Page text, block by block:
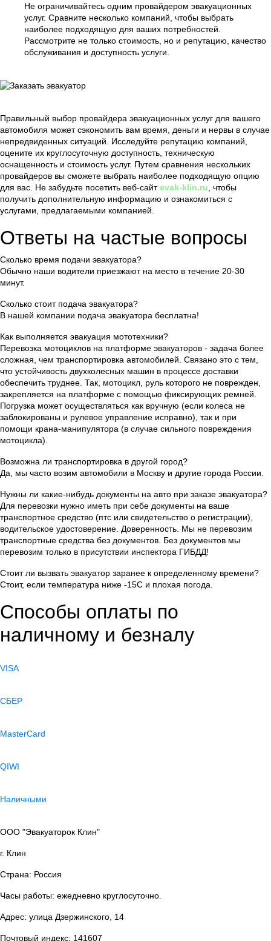
Не ограничивайтесь одним провайдером эвакуационных
услуг. Сравните несколько компаний, чтобы выбрать
наиболее подходящую для ваших потребностей.
Рассмотрите не только стоимость, но и репутацию, качество
обслуживания и доступность услуги.
Правильный выбор провайдера эвакуационных услуг для вашего
автомобиля может сэкономить вам время, деньги и нервы в случае
непредвиденных ситуаций. Исследуйте репутацию компаний,
оцените их круглосуточную доступность, техническую
оснащенность и стоимость услуг. Путем сравнения нескольких
провайдеров вы сможете выбрать наиболее подходящую опцию
для вас. Не забудьте посетить веб-сайтevak-klin.ru , чтобы
получить дополнительную информацию и ознакомиться с
услугами, предлагаемыми компанией.
Ответы на частые вопросы
Сколько время подачи эвакуатора?
Обычно наши водители приезжают на место в течение 20-30
минут.
Сколько стоит подача эвакуатора?
В нашей компании подача эвакуатора бесплатна!
Как выполняется эвакуация мототехники?
Перевозка мотоциклов на платформе эвакуаторов - задача более
сложная, чем транспортировка автомобилей. Связано это с тем,
что устойчивость двухколесных машин в процессе доставки
обеспечить труднее. Так, мотоцикл, руль которого не поврежден,
закрепляется на платформе с помощью фиксирующих ремней.
Погрузка может осуществляться как вручную (если колеса не
заблокированы и рулевое управление исправно), так и при
помощи крана-манипулятора (в случае сильного повреждения
мотоцикла).
Возможна ли транспортировка в другой город?
Да, мы часто возим автомобили в Москву и другие города России.
Нужны ли какие-нибудь документы на авто при заказе эвакуатора?
Для перевозки нужно иметь при себе документы на ваше
транспортное средство (птс или свидетельство о регистрации),
водительское удостоверение. Доверенность. Мы не перевозим
транспортные средства без документов. Без документов мы
перевозим только в присутствии инспектора ГИБДД!
Стоит ли вызвать эвакуатор заранее к определенному времени?
Стоит, если температура ниже -15С и плохая погода.
Способы оплаты по
наличному и безналу
VISA
СБЕР
MasterCard
QIWI
Наличными
ООО "Эвакуаторок Клин"
г. Клин
Страна: Россия
Часы работы: ежедневно круглосуточно.
Адрес: улица Дзержинского, 14
Почтовый индекс: 141607